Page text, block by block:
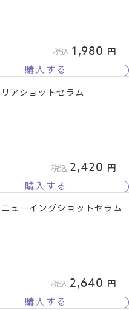
税込 1,980
購入する
アショットセラム
税込 2,420
購入する
ューイングショットセラム
税込 2,640
購入する